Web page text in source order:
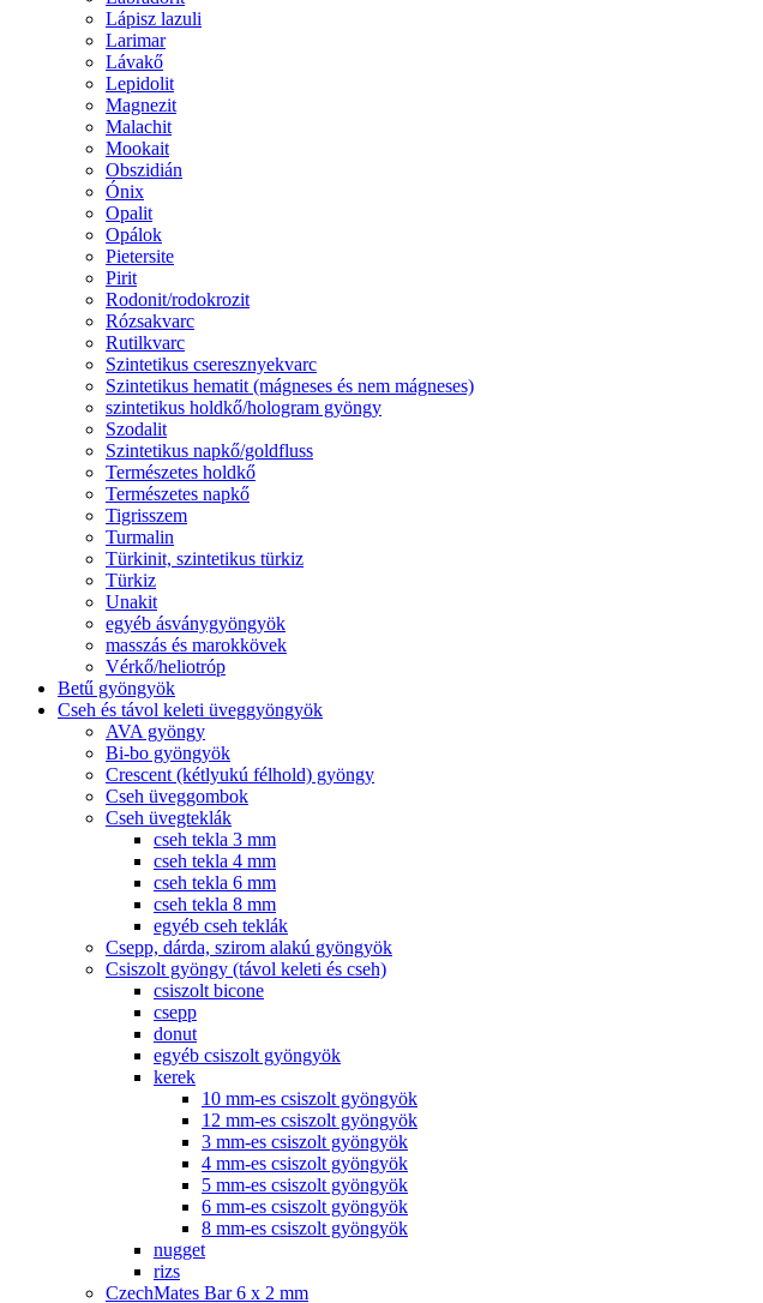
Lápisz lazuli
Larimar
Lávakő
Lepidolit
Magnezit
Malachit
Mookait
Obszidián
Ónix
Opalit
Opálok
Pietersite
Pirit
Rodonit/rodokrozit
Rózsakvarc
Rutilkvarc
Szintetikus cseresznyekvarc
Szintetikus hematit (mágneses és nem mágneses)
szintetikus holdkő/hologram gyöngy
Szodalit
Szintetikus napkő/goldfluss
Természetes holdkő
Természetes napkő
Tigrisszem
Turmalin
Türkinit, szintetikus türkiz
Türkiz
Unakit
egyéb ásványgyöngyök
masszás és marokkövek
Vérkő/heliotróp
Betű gyöngyök
Cseh és távol keleti üveggyöngyök
AVA gyöngy
Bi-bo gyöngyök
Crescent (kétlyukú félhold) gyöngy
Cseh üveggombok
Cseh üvegteklák
cseh tekla 3 mm
cseh tekla 4 mm
cseh tekla 6 mm
cseh tekla 8 mm
egyéb cseh teklák
Csepp, dárda, szirom alakú gyöngyök
Csiszolt gyöngy (távol keleti és cseh)
csiszolt bicone
csepp
donut
egyéb csiszolt gyöngyök
kerek
10 mm-es csiszolt gyöngyök
12 mm-es csiszolt gyöngyök
3 mm-es csiszolt gyöngyök
4 mm-es csiszolt gyöngyök
5 mm-es csiszolt gyöngyök
6 mm-es csiszolt gyöngyök
8 mm-es csiszolt gyöngyök
nugget
rizs
CzechMates Bar 6 x 2 mm